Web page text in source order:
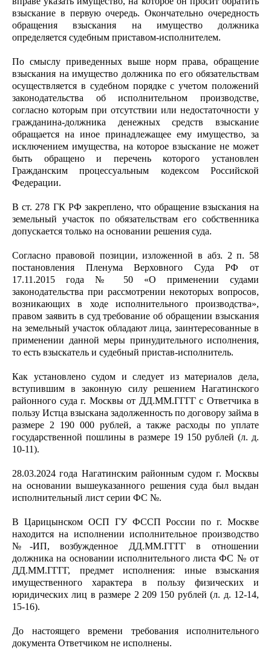
взыскание в первую очередь. Окончательно очередность
обращения взыскания на имущество должника
определяется судебным приставом-исполнителем.
По смыслу приведенных выше норм права, обращение
взыскания на имущество должника по его обязательствам
осуществляется в судебном порядке с учетом положений
законодательства об исполнительном производстве,
согласно которым при отсутствии или недостаточности у
гражданина-должника денежных средств взыскание
обращается на иное принадлежащее ему имущество, за
исключением имущества, на которое взыскание не может
быть обращено и перечень которого установлен
Гражданским процессуальным кодексом Российской
Федерации.
В ст. 278 ГК РФ закреплено, что обращение взыскания на
земельный участок по обязательствам его собственника
допускается только на основании решения суда.
Согласно правовой позиции, изложенной в абз. 2 п. 58
постановления Пленума Верховного Суда РФ от
17.11.2015 года № 50 «О применении судами
законодательства при рассмотрении некоторых вопросов,
возникающих в ходе исполнительного производства»,
правом заявить в суд требование об обращении взыскания
на земельный участок обладают лица, заинтересованные в
применении данной меры принудительного исполнения,
то есть взыскатель и судебный пристав-исполнитель.
Как установлено судом и следует из материалов дела,
вступившим в законную силу решением Нагатинского
районного суда г. Москвы от ДД.ММ.ГГГГ с Ответчика в
пользу Истца взыскана задолженность по договору займа в
размере 2 190 000 рублей, а также расходы по уплате
государственной пошлины в размере 19 150 рублей (л. д.
10-11).
28.03.2024 года Нагатинским районным судом г. Москвы
на основании вышеуказанного решения суда был выдан
исполнительный лист серии ФС №.
В Царицынском ОСП ГУ ФССП России по г. Москве
находится на исполнении исполнительное производство
№-ИП, возбужденное ДД.ММ.ГГГГ в отношении
должника на основании исполнительного листа ФС № от
ДД.ММ.ГГГГ, предмет исполнения: иные взыскания
имущественного характера в пользу физических и
юридических лиц в размере 2 209 150 рублей (л. д. 12-14,
15-16).
До настоящего времени требования исполнительного
документа Ответчиком не исполнены.